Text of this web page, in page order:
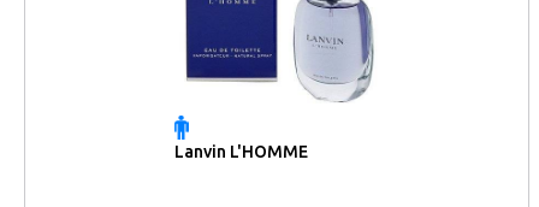
побывать Claude Montana, Georgio Armani, ex-Versace Ocimar
Versolato. В августе 2001 года группа инвесторов во главе с
тайваньской «баронессой» СМИ – Shaw-Lan Wang – приняла
правление Домом. Креативным директором назначен дизайнер
израильского происхождения - Alber Elbaz. Наряду с общей
тенденцией снижения «оборотов», линия Pret-a-porte Lanvin по-
прежнему занимает ведущие позиции в Мире Моды.
Lanvin L'HOMME